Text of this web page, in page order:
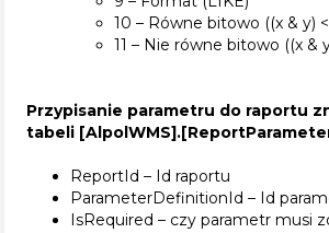
10 – Równe bitowo ((x & y)
11 – Nie równe bitowo ((x &
Przypisanie parametru do raportu
tabeli
ReportId – Id raportu
ParameterDefinitionId – Id
IsRequired – czy parametr musi